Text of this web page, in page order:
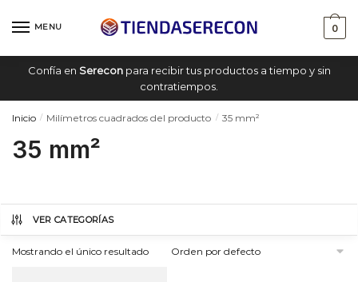
MENU 0
Confía en Sereconpara recibir tus productos a tiempo y sin
contratiempos.
Inicio / Milímetros cuadrados del producto / 35 mm²
35 mm²
VER CATEGORÍAS
Mostrando el único resultado